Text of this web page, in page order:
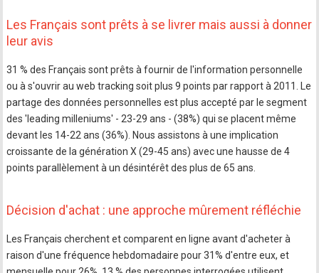
Les Français sont prêts à se livrer mais aussi à donner
leur avis
31 % des Français sont prêts à fournir de l'information personnelle
ou à s'ouvrir au web tracking soit plus 9 points par rapport à 2011. Le
partage des données personnelles est plus accepté par le segment
des 'leading milleniums' - 23-29 ans - (38%) qui se placent même
devant les 14-22 ans (36%). Nous assistons à une implication
croissante de la génération X (29-45 ans) avec une hausse de 4
points parallèlement à un désintérêt des plus de 65 ans.
Décision d'achat : une approche mûrement réfléchie
Les Français cherchent et comparent en ligne avant d'acheter à
raison d'une fréquence hebdomadaire pour 31% d'entre eux, et